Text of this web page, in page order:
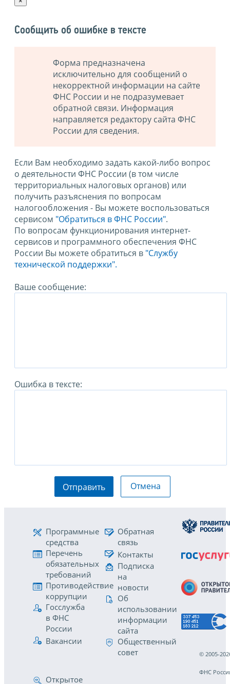
Сообщить об ошибке в тексте
Форма предназначена
исключительно для сообщений о
некорректной информации на сайте
ФНС России и не подразумевает
обратной связи. Информация
направляется редактору сайта ФНС
России для сведения.
Если Вам необходимо задать какой-либо вопрос
о деятельности ФНС России (в том числе
территориальных налоговых органов) или
получить разъяснения по вопросам
налогообложения - Вы можете воспользоваться
сервисом "Обратиться в ФНС России".
По вопросам функционирования интернет-
сервисов и программного обеспечения ФНС
России Вы можете обратиться в "Службу
технической поддержки".
Ваше сообщение:
Ошибка в тексте:
Отправить Отмена
Программные
средства
Перечень
обязательных
требований
Противодействие
коррупции
Госслужба
в ФНС
России
Вакансии
Обратная
связь
Контакты
Подписка
на
новости
Об
использовании
информации
сайта
Общественный
совет
Открытое
© 2005-
ФНС